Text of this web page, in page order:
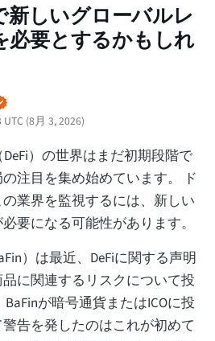
新しいグローバルレ
必要とするかもしれ
(8月 3, 2026)
DeFi）の世界はまだ初期段階で
注目を集め始めています。
ド
業界を監視するには、新しい
要になる可能性があります。
）は最近、DeFiに関する声明
に関連するリスクについて投
が暗号通貨またはICOに投
告を発したのはこれが初めて